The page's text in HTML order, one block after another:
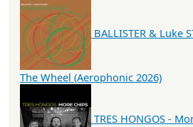
BALLISTER & Luke
The Wheel (Aerophonic 2026)
TRES HONGOS -